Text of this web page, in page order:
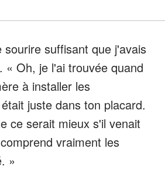
sourire suffisant que j'avais
« Oh, je l'ai trouvée quand
à installer les
juste dans ton placard.
ce serait mieux s'il venait
vraiment les
»